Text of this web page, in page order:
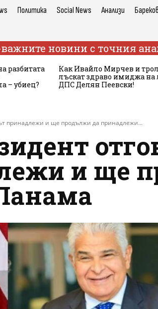
Политика Social News Анализи
новини с точния
разбитата
– убиец?
Как Ивайло Мирчев и
лъскат здраво имиджа на
ДПС Делян Пеевски!
принадлежи и ще продължи да принадлежи...
и ще